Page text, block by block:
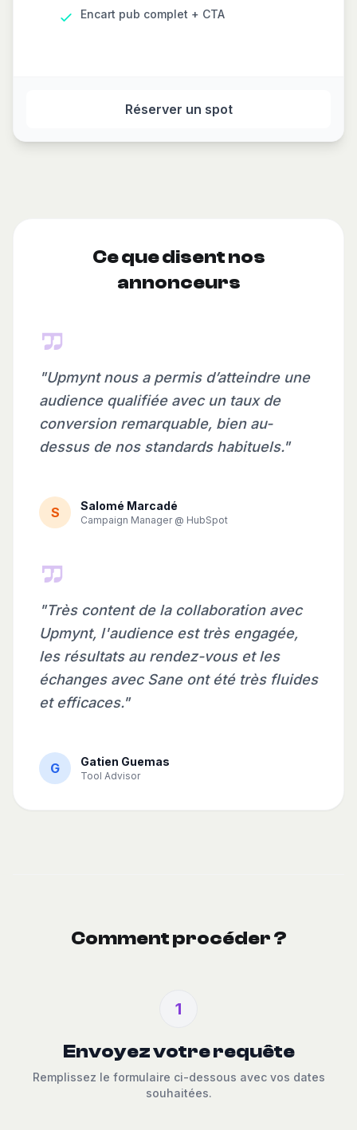
Encart pub complet + CTA
Réserver un spot
Ce que disent nos
annonceurs
"Upmynt nous a permis d’atteindre une
audience qualifiée avec un taux de
conversion remarquable, bien au-
dessus de nos standards habituels."
S Salomé Marcadé
Campaign Manager @ HubSpot
"Très content de la collaboration avec
Upmynt, l'audience est très engagée,
les résultats au rendez-vous et les
échanges avec Sane ont été très fluides
et efficaces."
G Gatien Guemas
Tool Advisor
Comment procéder ?
1
Envoyez votre requête
Remplissez le formulaire ci-dessous avec vos dates
souhaitées.